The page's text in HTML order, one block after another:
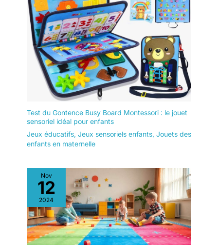
Test du Gontence Busy Board Montessori : le jouet
sensoriel idéal pour enfants
Jeux éducatifs, Jeux sensoriels enfants, Jouets des
enfants en maternelle
Nov
12
2024